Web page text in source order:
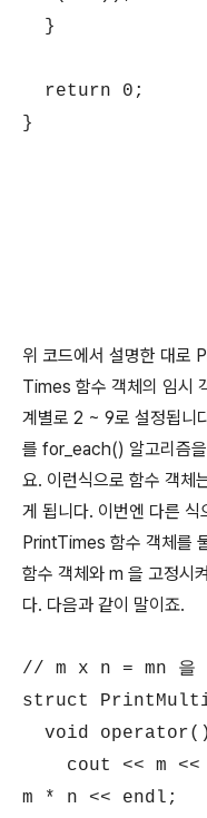
}
return 0;
}
위 코드에서 설명한 대로
Times 함수 객체의 임시
계별로 2 ~ 9로 설정됩니
를 for_each() 알고리즘을
요. 이런식으로 함수 객체
게 됩니다. 이번엔 다른
PrintTimes 함수 객체를
함수 객체와 m 을 고정시
다. 다음과 같이 말이죠.
// m x n = mn 을
struct
void
cout << m <<
m * n << endl;